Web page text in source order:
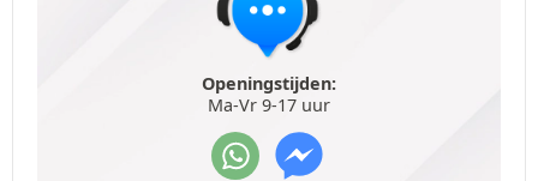
Openingstijden:
Ma-Vr 9-17 uur